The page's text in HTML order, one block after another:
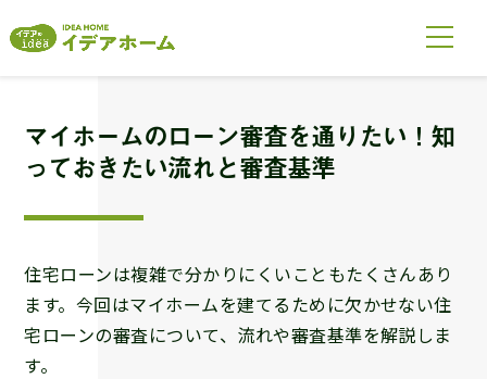
マイホームのローン審査を通りたい！知
っておきたい流れと審査基準
住宅ローンは複雑で分かりにくいこともたくさんあり
ます。今回はマイホームを建てるために欠かせない住
宅ローンの審査について、流れや審査基準を解説しま
す。